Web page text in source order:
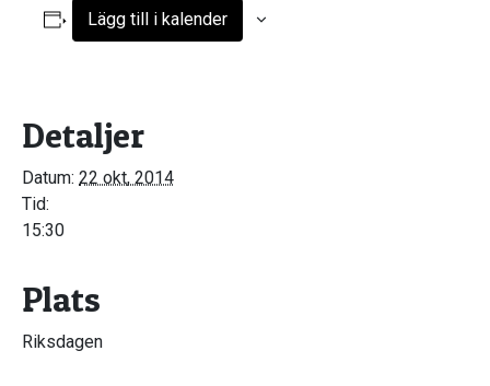
Lägg till i kalender
Detaljer
Datum: 22 okt, 2014
Tid:
15:30
Plats
Riksdagen